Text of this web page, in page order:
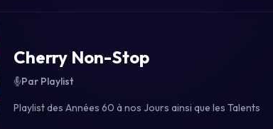
Cherry Non-Stop
Par Playlist
Playlist des Années 60 à nos Jours ainsi que les Talents